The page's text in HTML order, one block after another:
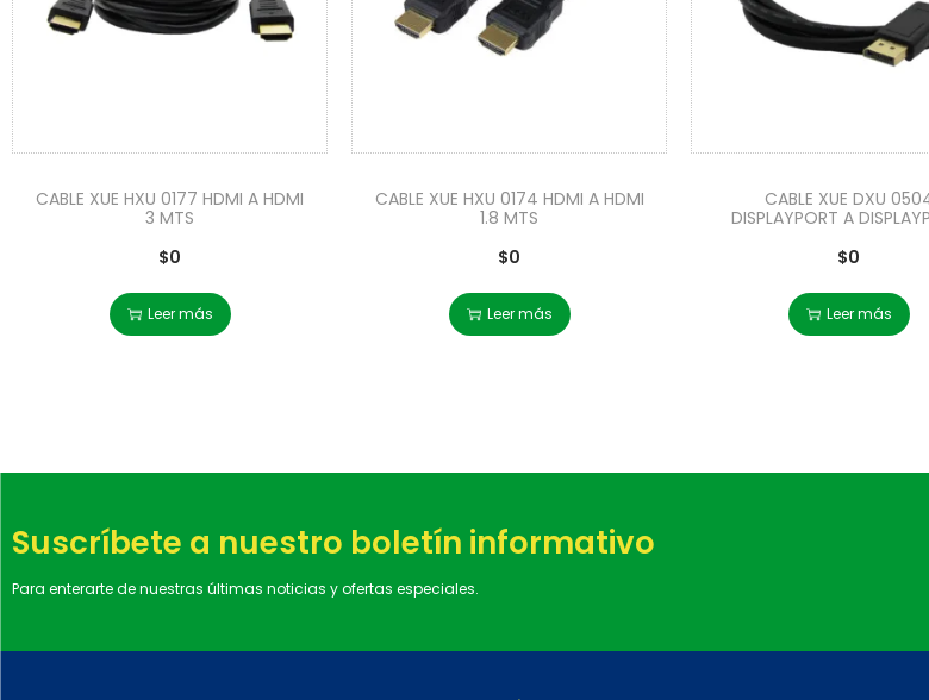
CABLE XUE HXU 0177 HDMI A HDMI
3 MTS
$0
Leer más
CABLE XUE HXU 0174 HDMI A HDMI
1.8 MTS
$0
Leer más
CABLE XUE DXU
DISPLAYPORT A
$0
Leer más
Suscríbete a nuestro boletín informativo
Para enterarte de nuestras últimas noticias y ofertas especiales.